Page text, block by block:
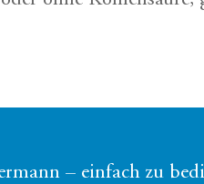
– einfach zu